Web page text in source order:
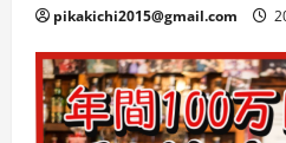
pikakichi2015@gmail.com